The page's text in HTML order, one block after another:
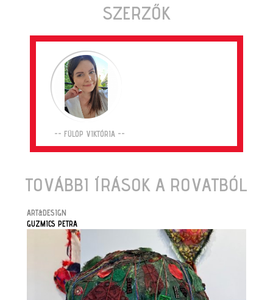
SZERZŐK
-- FÜLÖP VIKTÓRIA --
TOVÁBBI ÍRÁSOK A ROVATBÓL
ART&DESIGN
GUZMICS PETRA